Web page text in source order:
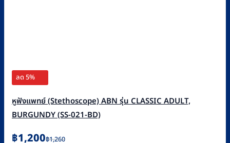
ลด 5%
หูฟังแพทย์ (Stethoscope) ABN รุ่น CLASSIC ADULT,
BURGUNDY (SS-021-BD)
฿1,260
Original
฿1,200
Current